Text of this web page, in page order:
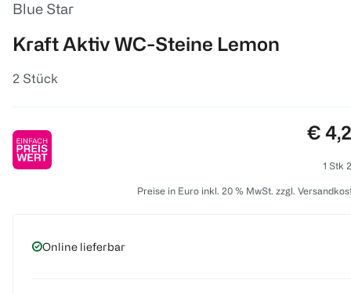
Blue Star
Kraft Aktiv WC-Steine Lemon
2 Stück
€
1 Stk
Preise in Euro inkl. 20 % MwSt. zzgl.
Online lieferbar